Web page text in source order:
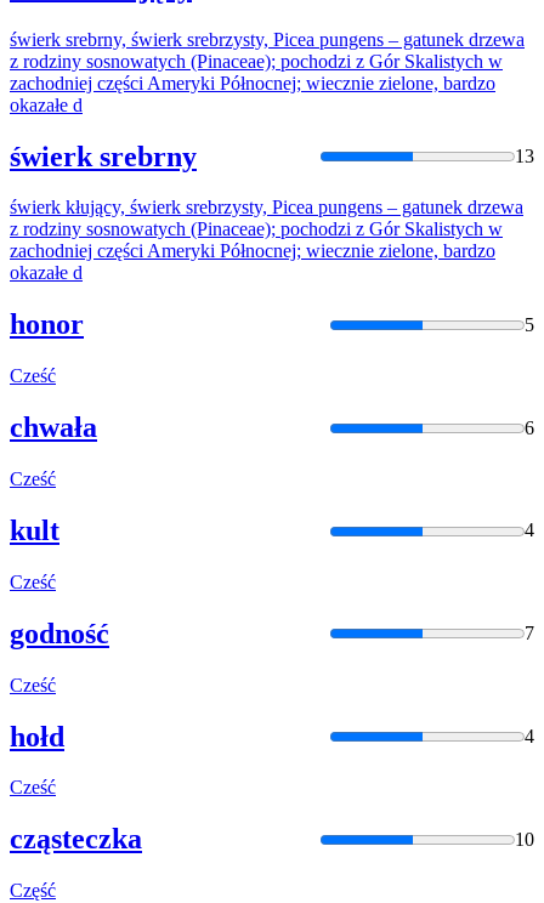
świerk srebrny, świerk srebrzysty, Picea pungens – gatunek drzewa
z rodziny sosnowatych (Pinaceae); pochodzi z Gór Skalistych w
zachodniej części Ameryki Północnej; wiecznie zielone, bardzo
okazałe d
świerk srebrny 13
świerk kłujący, świerk srebrzysty, Picea pungens – gatunek drzewa
z rodziny sosnowatych (Pinaceae); pochodzi z Gór Skalistych w
zachodniej częściAmeryki Północnej; wiecznie zielone, bardzo
okazałe d
honor 5
Cześć
chwała 6
Cześć
kult 4
Cześć
godność 7
Cześć
hołd 4
Cześć
cząsteczka 10
Część